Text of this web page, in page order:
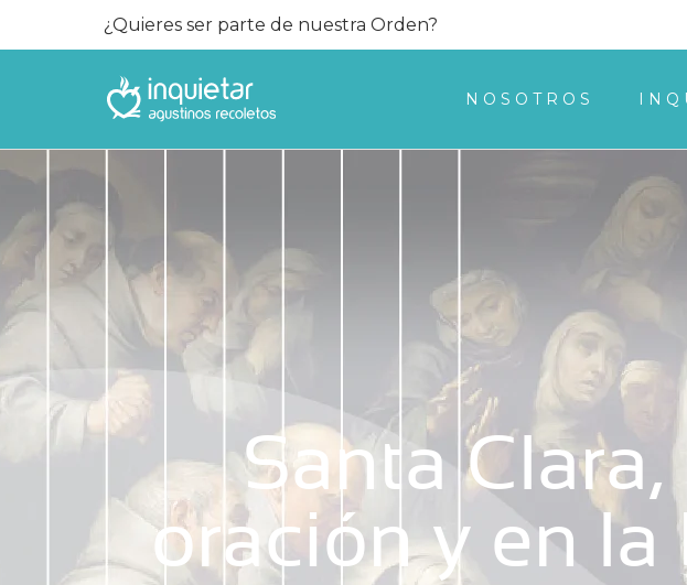
¿Quieres ser parte de nuestra Orden?
NOSOTROS
Santa
oración y en